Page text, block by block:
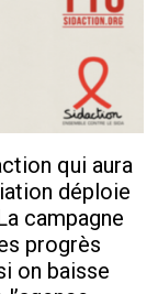
qui aura
déploie
campagne
progrès
on baisse